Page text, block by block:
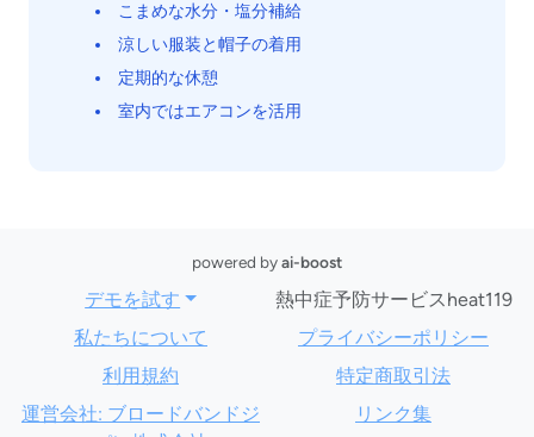
こまめな水分・塩分補給
涼しい服装と帽子の着用
定期的な休憩
室内ではエアコンを活用
powered byai-boost
デモを試す
熱中症予防サービスheat119
私たちについて
プライバシーポリシー
利用規約
特定商取引法
運営会社: ブロードバンドジ
リンク集